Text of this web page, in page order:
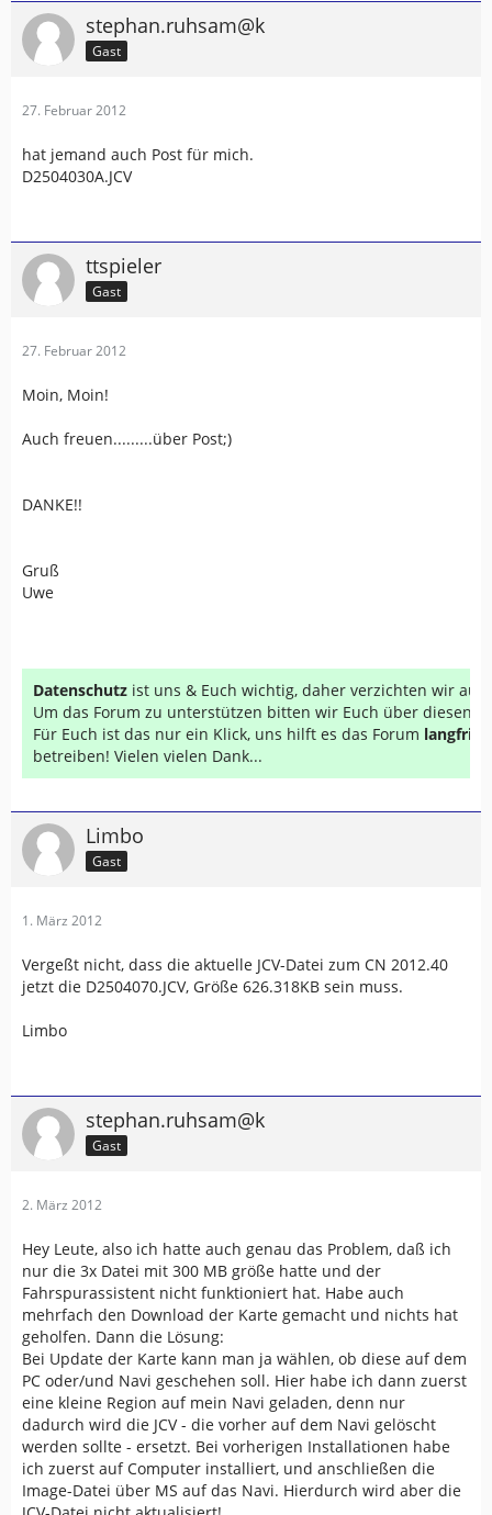
stephan.ruhsam@k
Gast
27. Februar 2012
hat jemand auch Post für mich.
D2504030A.JCV
ttspieler
Gast
27. Februar 2012
Moin, Moin!
Auch freuen.........über Post;)
DANKE!!
Gruß
Uwe
Datenschutz ist uns & Euch wichtig, daher verzichten wir auf
Um das Forum zu unterstützen bitten wir Euch über diesen
Für Euch ist das nur ein Klick, uns hilft es das Forum
betreiben! Vielen vielen Dank...
Limbo
Gast
1. März 2012
Vergeßt nicht, dass die aktuelle JCV-Datei zum CN 2012.40
jetzt die D2504070.JCV, Größe 626.318KB sein muss.
Limbo
stephan.ruhsam@k
Gast
2. März 2012
Hey Leute, also ich hatte auch genau das Problem, daß ich
nur die 3x Datei mit 300 MB größe hatte und der
Fahrspurassistent nicht funktioniert hat. Habe auch
mehrfach den Download der Karte gemacht und nichts hat
geholfen. Dann die Lösung:
Bei Update der Karte kann man ja wählen, ob diese auf dem
PC oder/und Navi geschehen soll. Hier habe ich dann zuerst
eine kleine Region auf mein Navi geladen, denn nur
dadurch wird die JCV - die vorher auf dem Navi gelöscht
werden sollte - ersetzt. Bei vorherigen Installationen habe
ich zuerst auf Computer installiert, und anschließen die
Image-Datei über MS auf das Navi. Hierdurch wird aber die